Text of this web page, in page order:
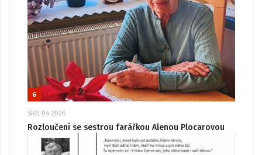
6
SRP, 04 2026
Rozloučení se sestrou farářkou Alenou Plocarovou